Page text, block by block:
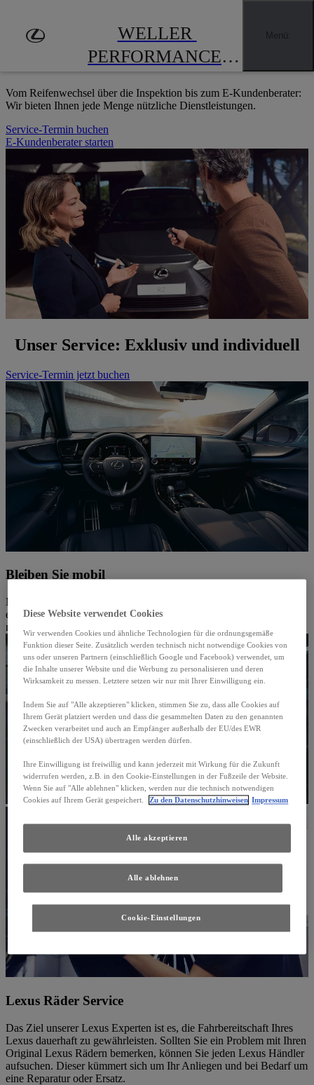
WELLER
PERFORMANCE
UNSER SERVICE FÜR SIE
Vom Reifenwechsel über die Inspektion bis zum E-Kundenberater:
Wir bieten Ihnen jede Menge nützliche Dienstleistungen.
Service-Termin buchen
E-Kundenberater starten
Unser Service: Exklusiv und individuell
Service-Termin jetzt buchen
Bleiben Sie mobil
Muss Ihr Fahrzeug zur Inspektion in die Werkstatt, bieten wir Ihnen
einen Ersatzwagen zum Festpreis. So sind Sie ohne Unterbrechung
mobil und müssen sich nicht einschränken.
Lexus Räder Service
Das Ziel unserer Lexus Experten ist es, die Fahrbereitschaft Ihres
Lexus dauerhaft zu gewährleisten. Sollten Sie ein Problem mit Ihren
Original Lexus Rädern bemerken, können Sie jeden Lexus Händler
aufsuchen. Dieser kümmert sich um Ihr Anliegen und bei Bedarf um
eine Reparatur oder Ersatz.
Diese Website verwendet Cookies
Wir verwenden Cookies und ähnliche Technologien für die ordnungsgemäße
Funktion dieser Seite. Zusätzlich werden technisch nicht notwendige Cookies von
uns oder unseren Partnern (einschließlich Google und Facebook) verwendet, um
die Inhalte unserer Website und die Werbung zu personalisieren und deren
Wirksamkeit zu messen. Letztere setzen wir nur mit Ihrer Einwilligung ein.
Indem Sie auf "Alle akzeptieren" klicken, stimmen Sie zu, dass alle Cookies auf
Ihrem Gerät platziert werden und dass die gesammelten Daten zu den genannten
Zwecken verarbeitet und auch an Empfänger außerhalb der EU/des EWR
(einschließlich der USA) übertragen werden dürfen.
Ihre Einwilligung ist freiwillig und kann jederzeit mit Wirkung für die Zukunft
widerrufen werden, z.B. in den Cookie-Einstellungen in der Fußzeile der Website.
Wenn Sie auf "Alle ablehnen" klicken, werden nur die technisch notwendigen
Cookies auf Ihrem Gerät gespeichert.
Zu den Datenschutzhinweisen Impressum
Cookie-Einstellungen
Alle ablehnen
Alle akzeptieren